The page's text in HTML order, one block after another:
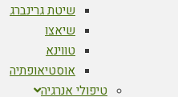
שיטת גרינברג
שיאצו
טווינא
אוסטיאופתיה
טיפולי אנרגיה